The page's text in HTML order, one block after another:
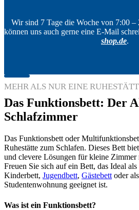
Wir sind 7 Tage die Woche von 7:00
können uns auch gerne eine E-Mail
shop.de.
MEHR ALS NUR EINE
Das Funktionsbett: Der
Schlafzimmer
Das Funktionsbett oder
Ruhestätte zum Schlafen. Dieses Bett
und clevere Lösungen für kleine Zimmer
Freuen Sie sich auf ein Bett, das Ideal als
Kinderbett, Jugendbett, Gästebett oder
Studentenwohnung geeignet ist.
Was ist ein Funktionsbett?